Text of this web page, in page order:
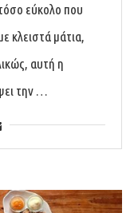
εύκολο που
κλειστά μάτια,
αυτή η
την …